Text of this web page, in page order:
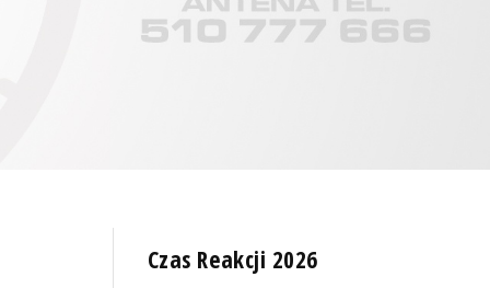
Czas Reakcji 2026